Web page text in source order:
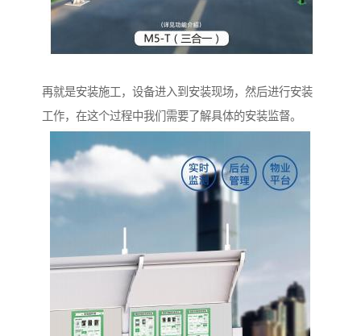
再就是安装施工，设备进入到安装现场，然后进行安装
工作，在这个过程中我们需要了解具体的安装监督。